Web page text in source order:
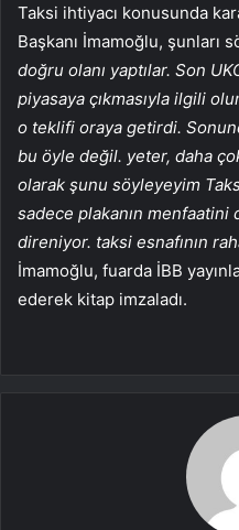
Taksi ihtiyacı konusunda
Başkanı İmamoğlu, şunları
doğru olanı yaptılar. Son
piyasaya çıkmasıyla ilgili
o teklifi oraya getirdi.
bu öyle değil. yeter, daha
olarak şunu söyleyeyim
sadece plakanın
direniyor. taksi esnafının
İmamoğlu, fuarda İBB
ederek kitap imzaladı.